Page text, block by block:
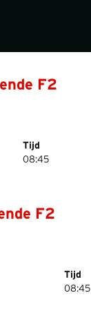
F2
Tijd
08:45
F2
Tijd
08:45